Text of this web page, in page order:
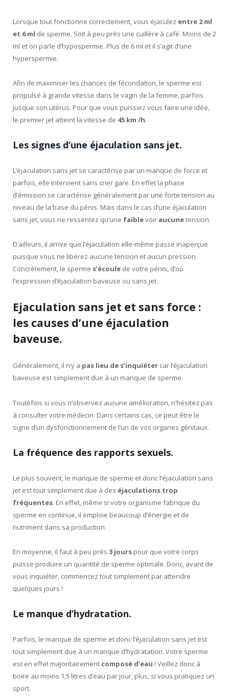
Lorsque tout fonctionne correctement, vous éjaculez entre 2 ml
et 6 ml de sperme. Soit à peu près une cuillère à café. Moins de 2
ml et on parle d’hypospermie. Plus de 6 ml et il s’agit d’une
hyperspermie.
Afin de maximiser les chances de fécondation, le sperme est
propulsé à grande vitesse dans le vagin de la femme, parfois
jusque son utérus. Pour que vous puissiez vous faire une idée,
le premier jet atteint la vitesse de 45 km /h.
Les signes d’une éjaculation sans jet.
L’éjaculation sans jet se caractérise par un manque de force et
parfois, elle intervient sans crier gare. En effet la phase
d’émission se caractérise généralement par une forte tension au
niveau de la base du pénis. Mais dans le cas d’une éjaculation
sans jet, vous ne ressentez qu’une faiblevoir aucunetension.
D’ailleurs, il arrive que l’éjaculation elle-même passe inaperçue
puisque vous ne libérez aucune tension et aucun pression.
Concrètement, le sperme s’écoule de votre pénis, d’où
l’expression d’éjaculation baveuse ou sans jet.
Ejaculation sans jet et sans force :
les causes d’une éjaculation
baveuse.
Généralement, il n’y a pas lieu de s’inquiéter car l’éjaculation
baveuse est simplement due à un manque de sperme.
Toutefois si vous n’observez aucune amélioration, n’hésitez pas
à consulter votre médecin. Dans certains cas, ce peut être le
signe d’un dysfonctionnement de l’un de vos organes génitaux.
La fréquence des rapports sexuels.
Le plus souvent, le manque de sperme et donc l’éjaculation sans
jet est tout simplement due à des éjaculations trop
fréquentes. En effet, même si votre organisme fabrique du
sperme en continue, il emploie beaucoup d’énergie et de
nutriment dans sa production.
En moyenne, il faut à peu près 3 jours pour que votre corps
puisse produire un quantité de sperme optimale. Donc, avant de
vous inquiéter, commencez tout simplement par attendre
quelques jours !
Le manque d’hydratation.
Parfois, le manque de sperme et donc l’éjaculation sans jet est
tout simplement due à un manque d’hydratation. Votre sperme
est en effet majoritairement composé d’eau ! Veillez donc à
boire au moins 1,5 litres d’eau par jour, plus, si vous pratiquez un
sport.